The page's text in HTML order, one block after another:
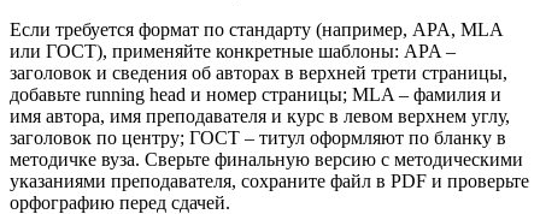
Если требуется формат по стандарту (например, APA, MLA
или ГОСТ), применяйте конкретные шаблоны: APA –
заголовок и сведения об авторах в верхней трети страницы,
добавьте running head и номер страницы; MLA – фамилия и
имя автора, имя преподавателя и курс в левом верхнем углу,
заголовок по центру; ГОСТ – титул оформляют по бланку в
методичке вуза. Сверьте финальную версию с методическими
указаниями преподавателя, сохраните файл в PDF и проверьте
орфографию перед сдачей.